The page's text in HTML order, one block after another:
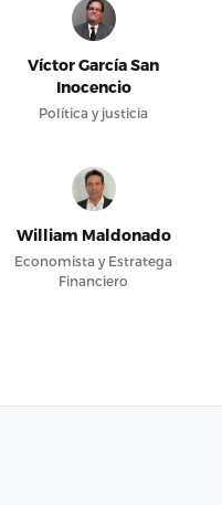
Víctor García San
Inocencio
Política y justicia
William Maldonado
Economista y Estratega
Financiero